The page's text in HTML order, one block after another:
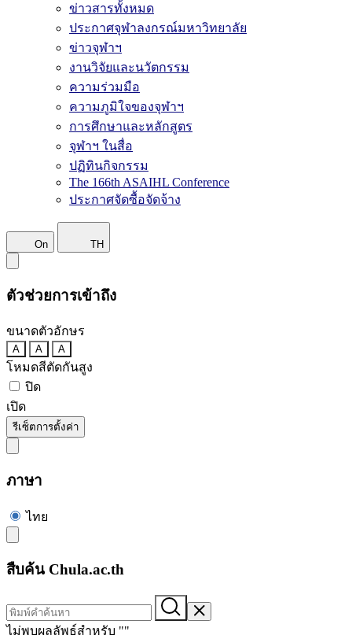
ข่าวสารทั้งหมด
ประกาศจุฬาลงกรณ์มหาวิทยาลัย
ข่าวจุฬาฯ
งานวิจัยและนวัตกรรม
ความร่วมมือ
ความภูมิใจของจุฬาฯ
การศึกษาและหลักสูตร
จุฬาฯ ในสื่อ
ปฏิทินกิจกรรม
The 166th ASAIHL Conference
ประกาศจัดซื้อจัดจ้าง
On TH
ตัวช่วยการเข้าถึง
ขนาดตัวอักษร
A A A
โหมดสีตัดกันสูง
ปิด
เปิด
รีเซ็ตการตั้งค่า
ภาษา
ไทย
สืบค้น Chula.ac.th
ไม่พบผลลัพธ์สำหรับ ""